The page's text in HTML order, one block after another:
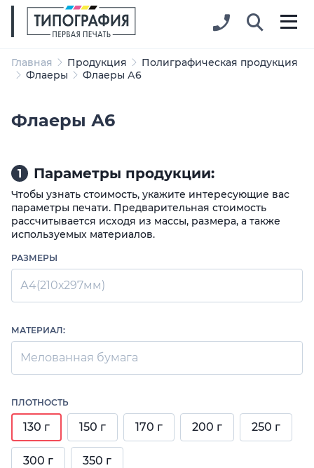
Главная Продукция
Полиграфическая продукция
Флаеры
Флаеры А6
Флаеры А6
1 Параметры продукции:
Чтобы узнать стоимость, укажите интересующие вас
параметры печати. Предварительная стоимость
рассчитывается исходя из массы, размера, а также
используемых материалов.
РАЗМЕРЫ
А4(210х297мм)
МАТЕРИАЛ:
Мелованная бумага
ПЛОТНОСТЬ
130 г 150 г 170 г 200 г 250 г
300 г 350 г